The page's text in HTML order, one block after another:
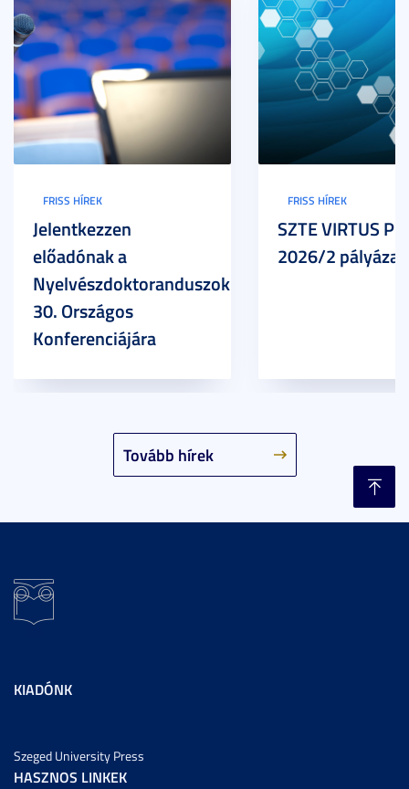
Tovább hírek
FRISS HÍREK
Jelentkezzen
előadónak a
Nyelvészdoktoranduszok
30. Országos
Konferenciájára
FRISS HÍREK
SZTE VIRTUS
2026/2
KIADÓNK
Szeged University Press
HASZNOS LINKEK